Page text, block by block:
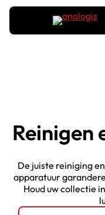
Reinigen
De juiste reiniging
apparatuur
Houd uw collectie